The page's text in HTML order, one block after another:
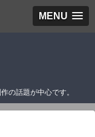
MENU
の話題が中心です。